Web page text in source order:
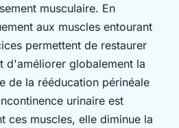
musculaire. En
aux muscles entourant
permettent de restaurer
d'améliorer globalement la
de la rééducation périnéale
urinaire est
ces muscles, elle diminue la